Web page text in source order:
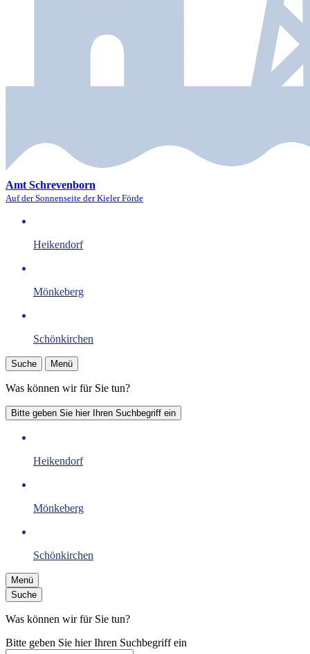
Amt Schrevenborn
Auf der Sonnenseite der Kieler Förde
Heikendorf
Mönkeberg
Schönkirchen
Suche Menü
Was können wir für Sie tun?
Bitte geben Sie hier Ihren Suchbegriff ein
Heikendorf
Mönkeberg
Schönkirchen
Menü
Suche
Was können wir für Sie tun?
Bitte geben Sie hier Ihren Suchbegriff ein